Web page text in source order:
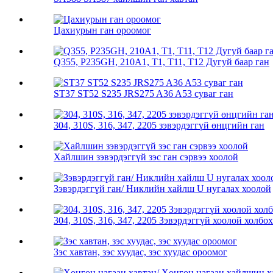
Цахиурын ган ороомог
Q355, P235GH, 210A1, T1, T11, T12 Дугуй баар ган
ST37 ST52 S235 JRS275 A36 A53 суваг ган
304, 310S, 316, 347, 2205 зэвэрдэггүй өнцгийн ган
Хайлшин зэвэрдэггүй зэс ган сэрвээ хоолой
Зэвэрдэггүй ган/ Никлийн хайлш U нугалах хоолой
304, 310S, 316, 347, 2205 Зэвэрдэггүй хоолой
Зэс хавтан, зэс хуудас, зэс хуудас ороомог